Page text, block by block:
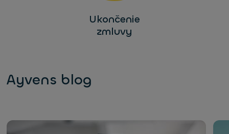
Ukončenie
zmluvy
Ayvens blog